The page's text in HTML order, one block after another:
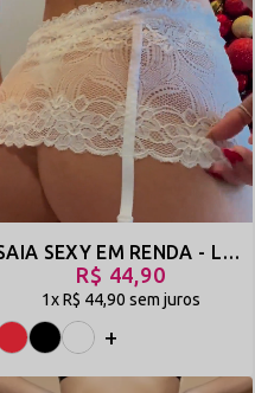
SAIA SEXY EM RENDA - LÁ VOU EU
R$ 44,90
1xR$ 44,90 sem juros
+